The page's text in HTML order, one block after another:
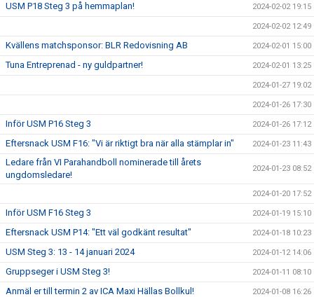
USM P18 Steg 3 på hemmaplan! 2024-02-02 19:15
2024-02-02 12:49
Kvällens matchsponsor: BLR Redovisning AB 2024-02-01 15:00
Tuna Entreprenad - ny guldpartner! 2024-02-01 13:25
2024-01-27 19:02
2024-01-26 17:30
Inför USM P16 Steg 3 2024-01-26 17:12
Eftersnack USM F16: "Vi är riktigt bra när alla stämplar in" 2024-01-23 11:43
Ledare från VI Parahandboll nominerade till årets
ungdomsledare!
2024-01-23 08:52
2024-01-20 17:52
Inför USM F16 Steg 3 2024-01-19 15:10
Eftersnack USM P14: "Ett väl godkänt resultat" 2024-01-18 10:23
USM Steg 3: 13 - 14 januari 2024 2024-01-12 14:06
Gruppseger i USM Steg 3! 2024-01-11 08:10
Anmäl er till termin 2 av ICA Maxi Hällas Bollkul! 2024-01-08 16:26